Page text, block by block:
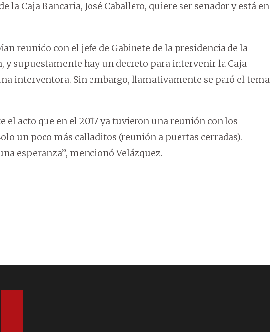
la Caja Bancaria, José Caballero, quiere ser senador y está en
reunido con el jefe de Gabinete de la presidencia de la
y supuestamente hay un decreto para intervenir la Caja
interventora. Sin embargo, llamativamente se paró el tema
el acto que en el 2017 ya tuvieron una reunión con los
un poco más calladitos (reunión a puertas cerradas).
esperanza”, mencionó Velázquez.